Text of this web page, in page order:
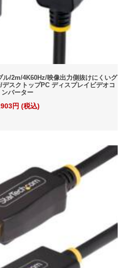
/2m/4K60Hz/映像出力側抜けにくいグ
スクトップPC ディスプレイビデオコ
ンバーター
円 (税込)